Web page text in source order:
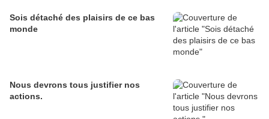
Sois détaché des plaisirs de ce bas
monde
Nous devrons tous justifier nos
actions.